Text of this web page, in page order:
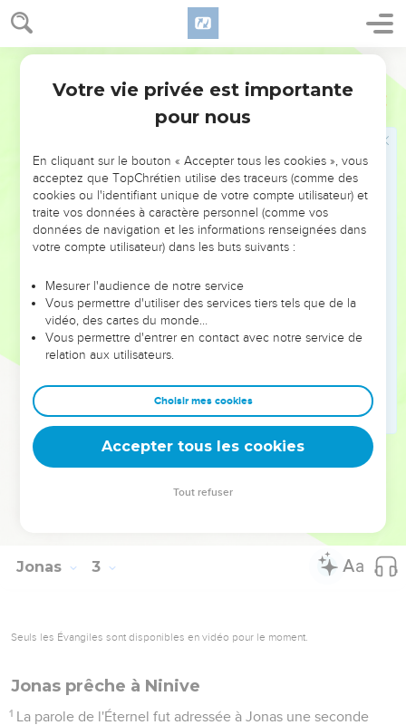
Jonas 2
m'a exaucé ; Du sein du séjour des morts j'ai crié, Et tu as
entendu ma voix.
(2 : 4) Tu m'as jeté dans l'abîme, dans le coeur de la mer, Et
les courants d'eau m'ont environné ; Toutes tes vagues et
tous tes flots ont passé sur moi.
verrai encore ton saint temple.
(2 : 6) Les eaux m'ont couvert jusqu'à m'ôter la vie, L'abîme
m'a enveloppé, Les roseaux ont entouré ma tête.
(2 : 7) Je suis descendu jusqu'aux racines des montagnes,
m'as fait remonter vivant de la fosse, Éternel, mon Dieu !
(2 : 8) Quand mon âme était abattue au dedans de moi, Je
me suis souvenu de l'Éternel, Et ma prière est parvenue
jusqu'à toi, Dans ton saint temple.
(2 : 9) Ceux qui s'attachent à de vaines idoles Éloignent
d'eux la miséricorde.
(2 : 10) Pour moi, je t'offrirai des sacrifices avec un cri
d'actions de grâces, J'accomplirai les voeux que j'ai faits : Le
Jonas 3
Seuls les Évangiles sont disponibles en vidéo pour le moment.
Jonas prêche à Ninive
1 La parole de l'Éternel fut adressée à Jonas une seconde
Votre vie privée est importante
pour nous
En cliquant sur le bouton « Accepter tous les cookies », vous
acceptez que TopChrétien utilise des traceurs (comme des
cookies ou l'identifiant unique de votre compte utilisateur) et
traite vos données à caractère personnel (comme vos
données de navigation et les informations renseignées dans
votre compte utilisateur) dans les buts suivants :
Mesurer l'audience de notre service
Vous permettre d'utiliser des services tiers tels que de la
vidéo, des cartes du monde…
Vous permettre d'entrer en contact avec notre service de
relation aux utilisateurs.
Choisir mes cookies
Accepter tous les cookies
Tout refuser